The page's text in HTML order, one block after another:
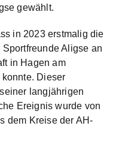
gewählt.
in 2023 erstmalig die
Aligse an
in Hagen am
Dieser
langjährigen
Ereignis wurde von
dem Kreise der AH-